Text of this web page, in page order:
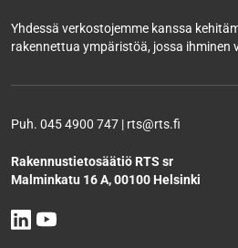
Yhdessä verkostojemme kanssa
rakennettua ympäristöä, jossa ihminen
Puh. 045 4900 747 | rts@rts.fi
Rakennustietosäätiö RTS sr
Malminkatu 16 A, 00100 Helsinki